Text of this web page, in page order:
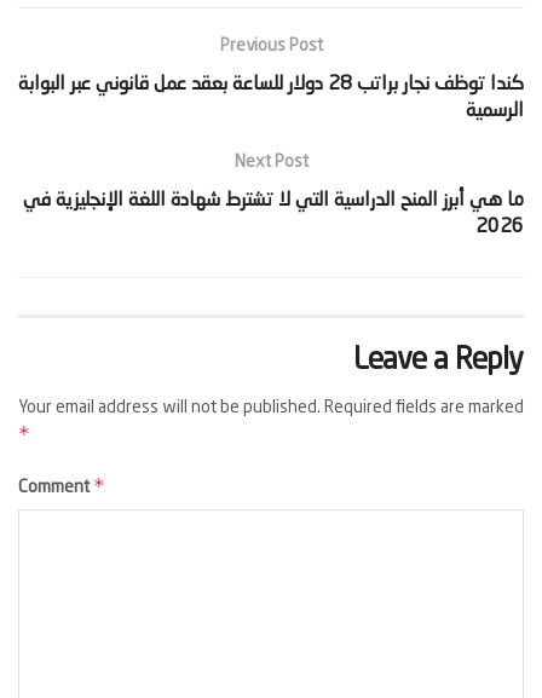
Previous Post
‫كندا توظف نجار براتب 28 دولار للساعة بعقد عمل قانوني عبر البوابة
الرسمية‬
Next Post
‫ما هي أبرز المنح الدراسية التي لا تشترط شهادة اللغة الإنجليزية في
2026‬
Leave a Reply
Your email address will not be published. Required fields are marked
*
Comment *